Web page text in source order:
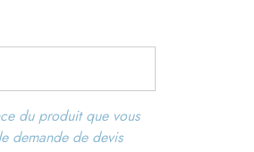
du produit que vous
demande de devis